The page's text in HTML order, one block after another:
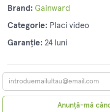
Brand: Gainward
Categorie: Placi video
Garanție: 24 luni
Anunță-mă